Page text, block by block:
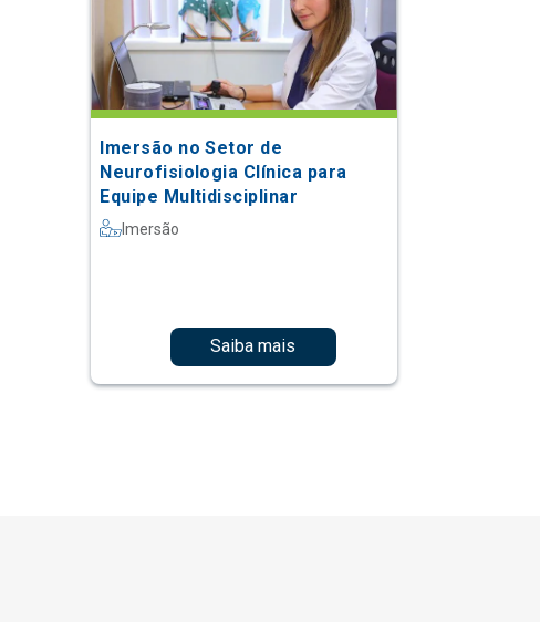
Imersão no Setor de
Neurofisiologia Clínica para
Equipe Multidisciplinar
Imersão
Saiba mais